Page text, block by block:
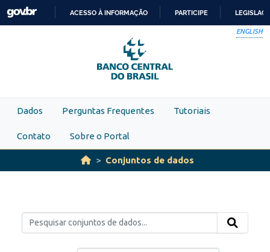
Skip to main content
PARA
O
CONTEÚDO
ACESSO À INFORMAÇÃO PARTICIPE
ENGLISH
Dados Perguntas Frequentes Tutoriais
Contato Sobre o Portal
Conjuntos de dados